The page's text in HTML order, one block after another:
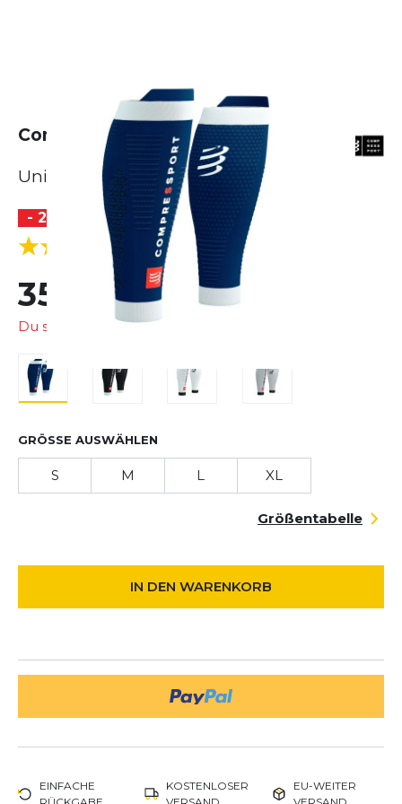
Compressport R2 3.0
Unisex
- 20 %
5.0 (1 Bewertungen)
35,99 € 45,00 €
Du sparst 9,01 €
GRÖSSE AUSWÄHLEN
S M L XL
Größentabelle
IN DEN WARENKORB
EINFACHE
KOSTENLOSER
EU-WEITER